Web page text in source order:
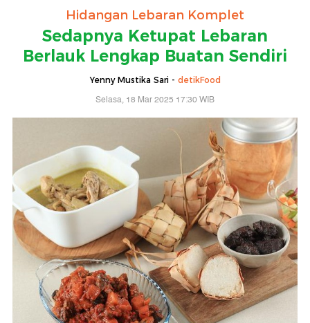
Hidangan Lebaran Komplet
Sedapnya Ketupat Lebaran
Berlauk Lengkap Buatan Sendiri
Yenny Mustika Sari - detikFood
Selasa, 18 Mar 2025 17:30 WIB